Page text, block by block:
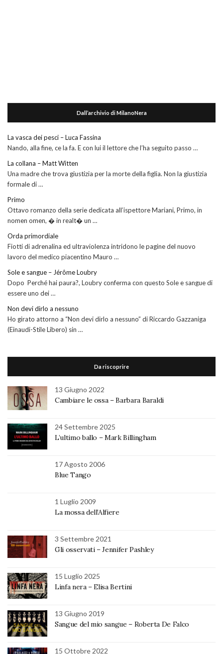
Dall’archivio di MilanoNera
La vasca dei pesci – Luca Fassina
Nando, alla fine, ce la fa. E con lui il lettore che l’ha seguito passo …
La collana – Matt Witten
Una madre che trova giustizia per la morte della figlia. Non la giustizia
formale di …
Primo
Ottavo romanzo della serie dedicata all’ispettore Mariani, Primo, in
nomen omen, � in realt� un …
Orda primordiale
Fiotti di adrenalina ed ultraviolenza intridono le pagine del nuovo
lavoro del medico piacentino Mauro …
Sole e sangue – Jérôme Loubry
Dopo Perché hai paura?, Loubry conferma con questo Sole e sangue di
essere uno dei …
Non devi dirlo a nessuno
Ho girato attorno a “Non devi dirlo a nessuno” di Riccardo Gazzaniga
(Einaudi-Stile Libero) sin …
Da riscoprire
13 Giugno 2022
Cambiare le ossa – Barbara Baraldi
24 Settembre 2025
L’ultimo ballo – Mark Billingham
17 Agosto 2006
Blue Tango
1 Luglio 2009
La mossa dell’Alfiere
3 Settembre 2021
Gli osservati – Jennifer Pashley
15 Luglio 2025
Linfa nera – Elisa Bertini
13 Giugno 2019
Sangue del mio sangue – Roberta De Falco
15 Ottobre 2022